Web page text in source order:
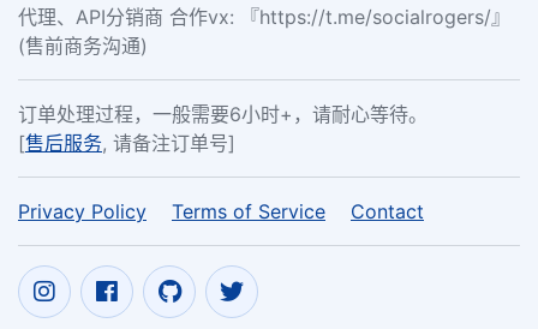
代理、API分销商 合作vx: 『https://t.me/socialrogers/』
(售前商务沟通)
订单处理过程，一般需要6小时+，请耐心等待。
[售后服务, 请备注订单号]
Privacy Policy Terms of Service Contact